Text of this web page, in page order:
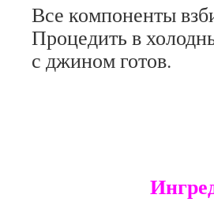
Все компоненты
Процедить в
с джином готов.